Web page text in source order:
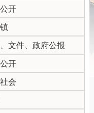
开
文件、政府公报
开
会